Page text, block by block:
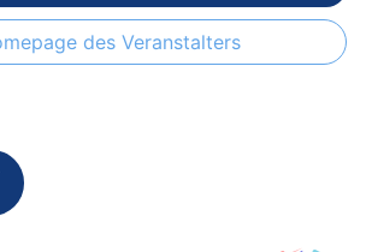
des Veranstalters